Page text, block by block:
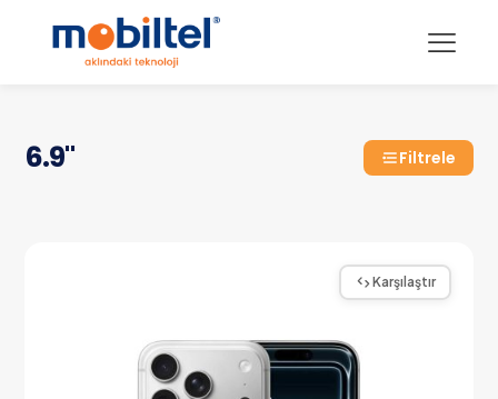
6.9" Filtrele
Karşılaştır